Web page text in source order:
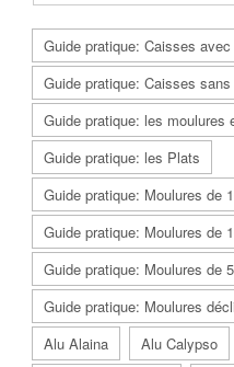
Guide pratique: Caisses
Guide pratique: Caisses
Guide pratique: les moulures
Guide pratique: les Plats
Guide pratique: Moulures de
Guide pratique: Moulures de
Guide pratique: Moulures de
Guide pratique: Moulures
Alu Alaina
Alu Calypso